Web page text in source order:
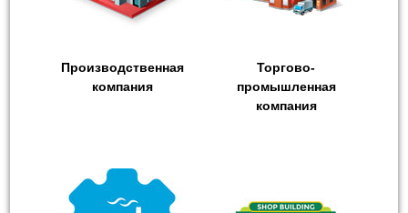
Производственная
компания
Торгово-
промышленная
компания